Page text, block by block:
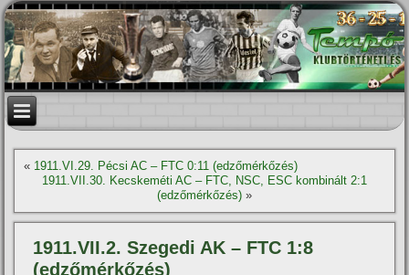
« 1911.VI.29. Pécsi AC – FTC 0:11 (edzőmérkőzés)
1911.VII.30. Kecskeméti AC – FTC, NSC, ESC kombinált 2:1
(edzőmérkőzés) »
1911.VII.2. Szegedi AK – FTC 1:8
(edzőmérkőzés)